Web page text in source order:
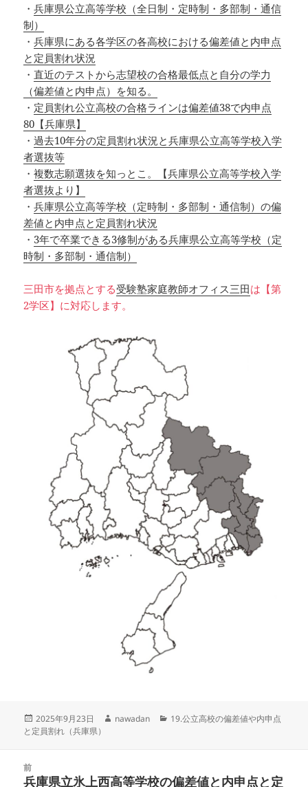
・兵庫県公立高等学校（全日制・定時制・多部制・通信
制）
・兵庫県にある各学区の各高校における偏差値と内申点
と定員割れ状況
・直近のテストから志望校の合格最低点と自分の学力
（偏差値と内申点）を知る。
・ 定員割れ公立高校の合格ラインは偏差値38で内申点
80【兵庫県】
・過去10年分の定員割れ状況と兵庫県公立高等学校入学
者選抜等
・複数志願選抜を知っとこ。【兵庫県公立高等学校入学
者選抜より】
・兵庫県公立高等学校（定時制・多部制・通信制）の偏
差値と内申点と定員割れ状況
・ 3年で卒業できる3修制がある兵庫県公立高等学校（定
時制・多部制・通信制）
三田市を拠点とする受験塾家庭教師オフィス三田は【第
2学区】に対応します。
投
稿
2025年9月23日
作
nawadan
カ
19.公立高校の偏差値や内申点
と定員割れ（兵庫県）
前
前
兵庫県立氷上西高等学校の偏差値と内申点と定